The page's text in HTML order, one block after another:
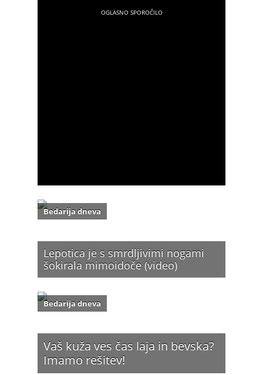
Lepotica je s smrdljivimi nogami
šokirala mimoidoče (video)
Bedarija dneva
Vaš kuža ves čas laja in bevska?
Imamo rešitev!
Bedarija dneva